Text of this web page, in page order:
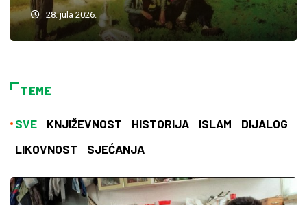
28. jula 2026.
TEME
SVE KNJIŽEVNOST HISTORIJA ISLAM
DIJALOG
LIKOVNOST
SJEĆANJA